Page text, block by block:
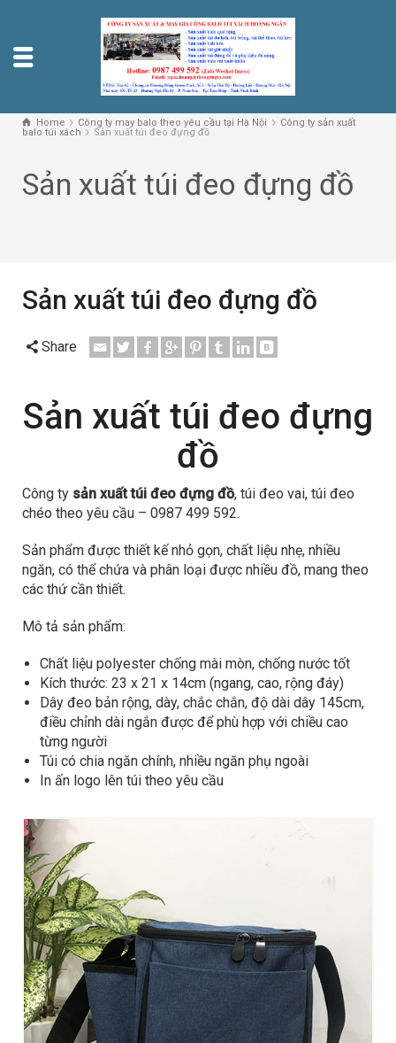
Home Công ty may balo theo yêu cầu tại Hà Nội
Công ty sản xuất
balo túi xách
Sản xuất túi đeo đựng đồ
Sản xuất túi đeo đựng đồ
Sản xuất túi đeo đựng đồ
Share
Sản xuất túi đeo đựng
đồ
Công ty sản xuất túi đeo đựng đồ, túi đeo vai, túi đeo
chéo theo yêu cầu – 0987 499 592.
Sản phẩm được thiết kế nhỏ gọn, chất liệu nhẹ, nhiều
ngăn, có thể chứa và phân loại được nhiều đồ, mang theo
các thứ cần thiết.
Mô tả sản phẩm:
Chất liệu polyester chống mài mòn, chống nước tốt
Kích thước: 23 x 21 x 14cm (ngang, cao, rộng đáy)
Dây đeo bản rộng, dày, chắc chắn, độ dài dây 145cm,
điều chỉnh dài ngắn được để phù hợp với chiều cao
từng người
Túi có chia ngăn chính, nhiều ngăn phụ ngoài
In ấn logo lên túi theo yêu cầu